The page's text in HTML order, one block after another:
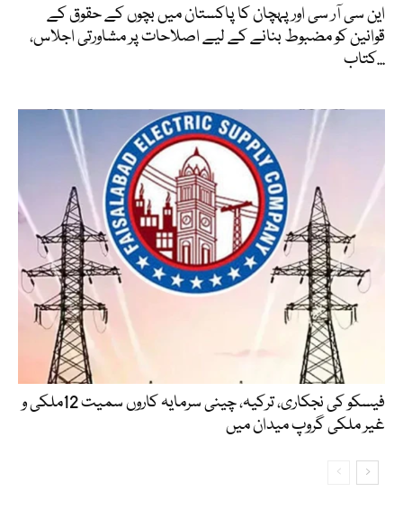
این سی آر سی اور پہچان کا پاکستان میں بچوں کے حقوق کے
قوانین کو مضبوط بنانے کے لیے اصلاحات پر مشاورتی اجلاس،
کتاب...
فیسکو کی نجکاری، ترکیہ، چینی سرمایہ کاروں سمیت 12ملکی و
غیر ملکی گروپ میدان میں